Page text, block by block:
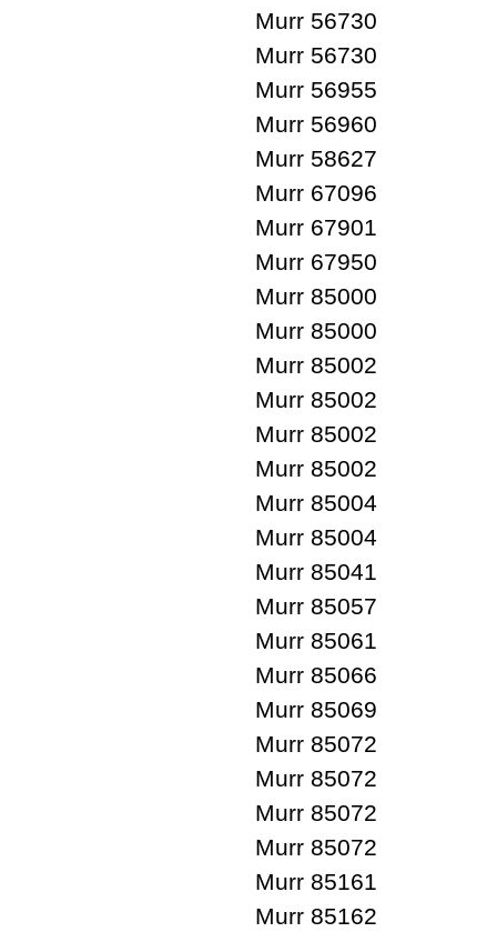
Murr 56730
Murr 56730
Murr 56955
Murr 56960
Murr 58627
Murr 67096
Murr 67901
Murr 67950
Murr 85000
Murr 85000
Murr 85002
Murr 85002
Murr 85002
Murr 85002
Murr 85004
Murr 85004
Murr 85041
Murr 85057
Murr 85061
Murr 85066
Murr 85069
Murr 85072
Murr 85072
Murr 85072
Murr 85072
Murr 85161
Murr 85162